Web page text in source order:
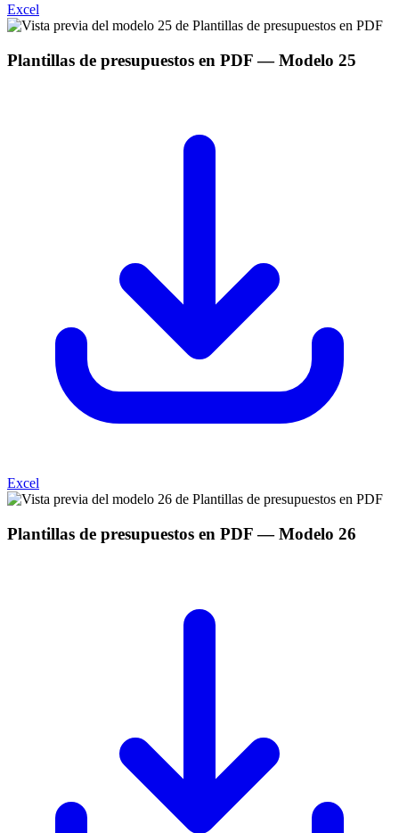
Excel
Plantillas de presupuestos en PDF— Modelo 25
Excel
Plantillas de presupuestos en PDF— Modelo 26